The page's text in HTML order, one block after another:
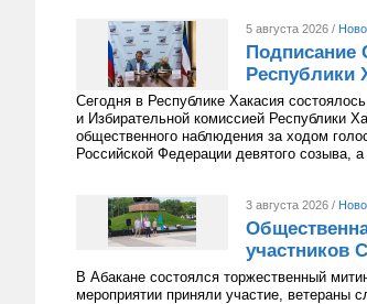
5 августа 2026 /
Подписание
Республики
Сегодня в Республике Хакасия
и Избирательной комиссией Республики
общественного наблюдения за ходом
Российской Федерации девятого созыва,
3 августа 2026 /
участников
В Абакане состоялся торжественный
мероприятии приняли участие, ветераны